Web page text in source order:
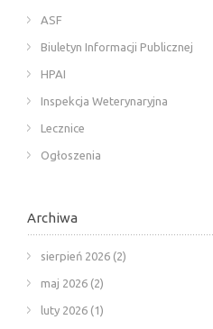
ASF
Biuletyn Informacji Publicznej
HPAI
Inspekcja Weterynaryjna
Lecznice
Ogłoszenia
Archiwa
sierpień 2026 (2)
maj 2026 (2)
luty 2026 (1)